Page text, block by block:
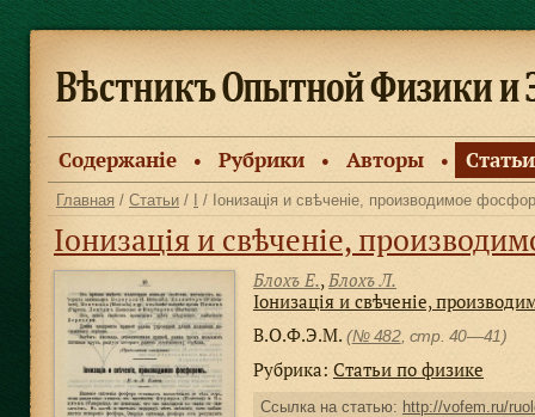
Содержанiе ● Рубрики ● Авторы ● Статьи
Главная / Статьи / / Іонизація и свѣченіе, производимое
Іонизація и свѣченіе,
Блохъ Е.,Блохъ Л.
Іонизація и свѣченіе,
В.О.Ф.Э.М. (№ 482, стр. 40—41)
Рубрика: Статьи по физике
Ссылка на статью: http://vofem.ru/